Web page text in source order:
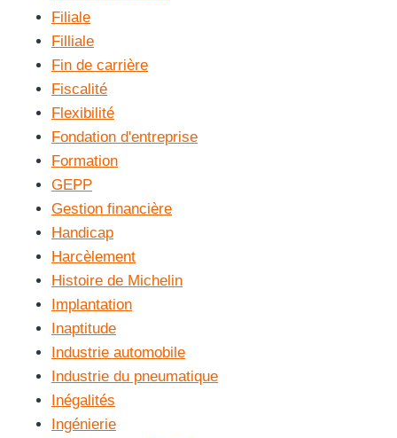
Filiale
Filliale
Fin de carrière
Fiscalité
Flexibilité
Fondation d'entreprise
Formation
GEPP
Gestion financière
Handicap
Harcèlement
Histoire de Michelin
Implantation
Inaptitude
Industrie automobile
Industrie du pneumatique
Inégalités
Ingénierie